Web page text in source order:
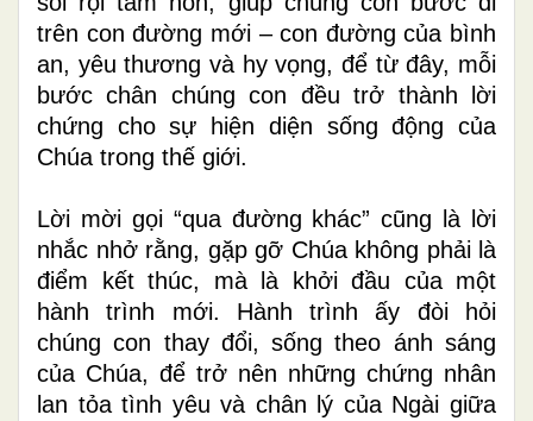
trên con đường mới – con đường của bình
an, yêu thương và hy vọng, để từ đây, mỗi
bước chân chúng con đều trở thành lời
chứng cho sự hiện diện sống động của
Chúa trong thế giới.
Lời mời gọi “qua đường khác” cũng là lời
nhắc nhở rằng, gặp gỡ Chúa không phải là
điểm kết thúc, mà là khởi đầu của một
hành trình mới. Hành trình ấy đòi hỏi
chúng con thay đổi, sống theo ánh sáng
của Chúa, để trở nên những chứng nhân
lan tỏa tình yêu và chân lý của Ngài giữa